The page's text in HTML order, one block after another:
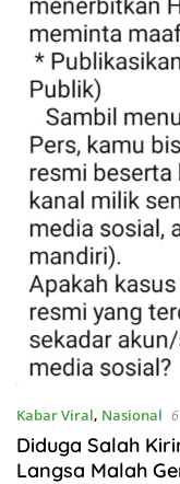
Kabar Viral, Nasional
Diduga Salah
Langsa Malah